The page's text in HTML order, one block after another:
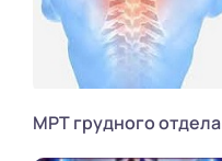
МРТ грудного отдела